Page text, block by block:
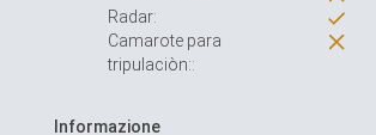
Radar:
Camarote para
tripulaciòn::
Informazione